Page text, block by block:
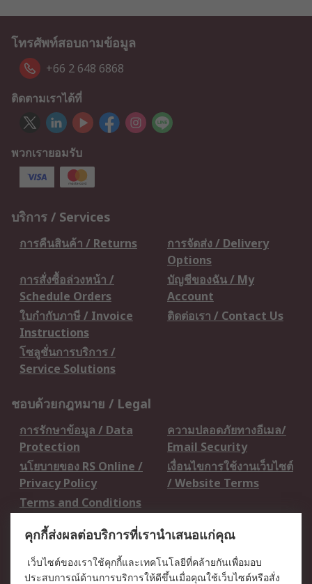
โทรศัพท์สอบถามข้อมูล
+66 2 648 6868
ติดตามเราได้ที่
พวกเรายอมรับ
บริการ / Services
การคืนสินค้า / Returns
การจัดส่ง / Delivery
Options
การสั่งซื้อล่วงหน้า /
Schedule Orders
บัญชีของฉัน / My
Account
ใบกำกับภาษี / Invoice
Instructions
ติดต่อเรา / Contact Us
โซลูชั่นการบริการ /
Service Solutions
ชอบด้วยกฎหมาย / Legal
การรักษาข้อมูล / Data
Protection
ความปลอดภัยทางอีเมล/
Email Security
นโยบายของ RS Online /
Privacy Policy
เงื่อนไขการใช้งานเว็บไซต์
/ Website Terms
Terms and Conditions
เกี่ยวกับ RS / About RS
RS ทั่วโลก / RS ข่าวประชาสัมพันธ์ / Press
คุกกี้ส่งผลต่อบริการที่เรานำเสนอแก่คุณ
เว็บไซต์ของเราใช้คุกกี้และเทคโนโลยีที่คล้ายกันเพื่อมอบ
ประสบการณ์ด้านการบริการให้ดีขึ้นเมื่อคุณใช้เว็บไซต์หรือสั่ง